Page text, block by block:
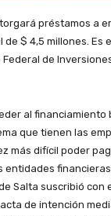
préstamos a
$ 4,5 millones. Es
de
al
que tienen las
más difícil poder
entidades
Salta suscribió con
de intención